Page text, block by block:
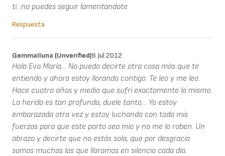
ti...no puedes seguir lamentandote
Respuesta
Gemmalluna (unverified)6 Jul 2012
Hola Eva María… No puedo decirte otra cosa más que te
entiendo y ahora estoy llorando contigo. Te leo y me leo.
Hace cuatro años y medio que sufrí exactamente lo mismo.
La herida es tan profunda, duele tanto… Yo estoy
embarazada otra vez y estoy luchando con toda mis
fuerzas para que este parto sea mío y no me lo roben. Un
abrazo y decirte que no estás sola, que por desgracia
somos muchas las que lloramos en silencio cada día.